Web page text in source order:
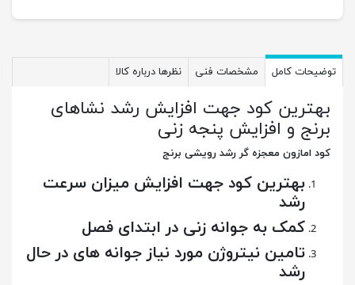
توضیحات کامل مشخصات فنی نظرها درباره کالا
بهترین کود جهت افزایش رشد نشاهای
برنج و افزایش پنجه زنی
کود امازون معجزه گر رشد رویشی برنج
بهترین کود جهت افزایش میزان سرعت
رشد
کمک به جوانه زنی در ابتدای فصل
تامین نیتروژن مورد نیاز جوانه های در حال
رشد